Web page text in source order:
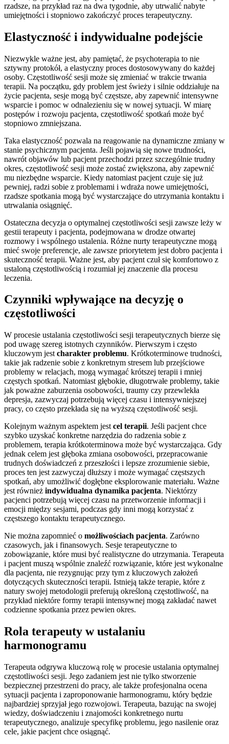
rzadsze, na przykład raz na dwa tygodnie, aby utrwalić nabyte
umiejętności i stopniowo zakończyć proces terapeutyczny.
Elastyczność i indywidualne podejście
Niezwykle ważne jest, aby pamiętać, że psychoterapia to nie
sztywny protokół, a elastyczny proces dostosowywany do każdej
osoby. Częstotliwość sesji może się zmieniać w trakcie trwania
terapii. Na początku, gdy problem jest świeży i silnie oddziałuje na
życie pacjenta, sesje mogą być częstsze, aby zapewnić intensywne
wsparcie i pomoc w odnalezieniu się w nowej sytuacji. W miarę
postępów i rozwoju pacjenta, częstotliwość spotkań może być
stopniowo zmniejszana.
Taka elastyczność pozwala na reagowanie na dynamiczne zmiany w
stanie psychicznym pacjenta. Jeśli pojawią się nowe trudności,
nawrót objawów lub pacjent przechodzi przez szczególnie trudny
okres, częstotliwość sesji może zostać zwiększona, aby zapewnić
mu niezbędne wsparcie. Kiedy natomiast pacjent czuje się już
pewniej, radzi sobie z problemami i wdraża nowe umiejętności,
rzadsze spotkania mogą być wystarczające do utrzymania kontaktu i
utrwalania osiągnięć.
Ostateczna decyzja o optymalnej częstotliwości sesji zawsze leży w
gestii terapeuty i pacjenta, podejmowana w drodze otwartej
rozmowy i wspólnego ustalenia. Różne nurty terapeutyczne mogą
mieć swoje preferencje, ale zawsze priorytetem jest dobro pacjenta i
skuteczność terapii. Ważne jest, aby pacjent czuł się komfortowo z
ustaloną częstotliwością i rozumiał jej znaczenie dla procesu
leczenia.
Czynniki wpływające na decyzję o
częstotliwości
W procesie ustalania częstotliwości sesji terapeutycznych bierze się
pod uwagę szereg istotnych czynników. Pierwszym i często
kluczowym jest charakter problemu. Krótkoterminowe trudności,
takie jak radzenie sobie z konkretnym stresem lub przejściowe
problemy w relacjach, mogą wymagać krótszej terapii i mniej
częstych spotkań. Natomiast głębokie, długotrwałe problemy, takie
jak poważne zaburzenia osobowości, traumy czy przewlekła
depresja, zazwyczaj potrzebują więcej czasu i intensywniejszej
pracy, co często przekłada się na wyższą częstotliwość sesji.
Kolejnym ważnym aspektem jest cel terapii. Jeśli pacjent chce
szybko uzyskać konkretne narzędzia do radzenia sobie z
problemem, terapia krótkoterminowa może być wystarczająca. Gdy
jednak celem jest głęboka zmiana osobowości, przepracowanie
trudnych doświadczeń z przeszłości i lepsze zrozumienie siebie,
proces ten jest zazwyczaj dłuższy i może wymagać częstszych
spotkań, aby umożliwić dogłębne eksplorowanie materiału. Ważne
jest również indywidualna dynamika pacjenta. Niektórzy
pacjenci potrzebują więcej czasu na przetworzenie informacji i
emocji między sesjami, podczas gdy inni mogą korzystać z
częstszego kontaktu terapeutycznego.
Nie można zapomnieć o możliwościach pacjenta. Zarówno
czasowych, jak i finansowych. Sesje terapeutyczne to
zobowiązanie, które musi być realistyczne do utrzymania. Terapeuta
i pacjent muszą wspólnie znaleźć rozwiązanie, które jest wykonalne
dla pacjenta, nie rezygnując przy tym z kluczowych założeń
dotyczących skuteczności terapii. Istnieją także terapie, które z
natury swojej metodologii preferują określoną częstotliwość, na
przykład niektóre formy terapii intensywnej mogą zakładać nawet
codzienne spotkania przez pewien okres.
Rola terapeuty w ustalaniu
harmonogramu
Terapeuta odgrywa kluczową rolę w procesie ustalania optymalnej
częstotliwości sesji. Jego zadaniem jest nie tylko stworzenie
bezpiecznej przestrzeni do pracy, ale także profesjonalna ocena
sytuacji pacjenta i zaproponowanie harmonogramu, który będzie
najbardziej sprzyjał jego rozwojowi. Terapeuta, bazując na swojej
wiedzy, doświadczeniu i znajomości konkretnego nurtu
terapeutycznego, analizuje specyfikę problemu, jego nasilenie oraz
cele, jakie pacjent chce osiągnąć.